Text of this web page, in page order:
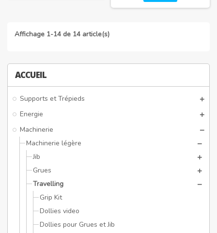
ACCUEIL
Supports et Trépieds
Energie
Machinerie
Machinerie légère
Jib
Grues
Travelling
Grip Kit
Dollies video
Dollies pour Grues et Jib
Affichage 1-14 de 14 article(s)